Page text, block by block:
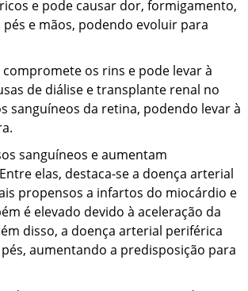
e pode causar dor, formigamento,
e mãos, podendo evoluir para
os rins e pode levar à
de diálise e transplante renal no
sanguíneos da retina, podendo levar à
sanguíneos e aumentam
elas, destaca-se a doença arterial
propensos a infartos do miocárdio e
é elevado devido à aceleração da
disso, a doença arterial periférica
aumentando a predisposição para